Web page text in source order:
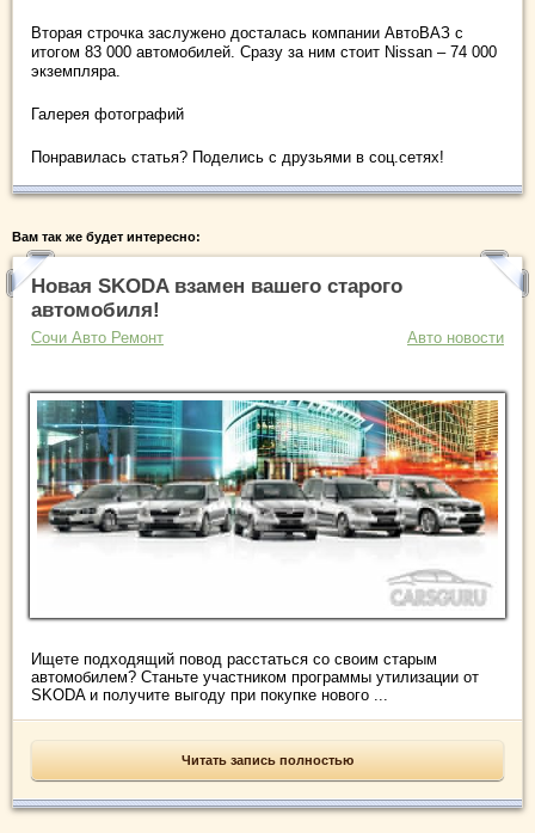
Вторая строчка заслужено досталась компании АвтоВАЗ с
итогом 83 000 автомобилей. Сразу за ним стоит Nissan – 74 000
экземпляра.
Галерея фотографий
Понравилась статья? Поделись с друзьями в соц.сетях!
Вам так же будет интересно:
Новая SKODA взамен вашего старого
автомобиля!
Сочи Авто Ремонт Авто новости
Ищете подходящий повод расстаться со своим старым
автомобилем? Станьте участником программы утилизации от
SKODA и получите выгоду при покупке нового ...
Читать запись полностью